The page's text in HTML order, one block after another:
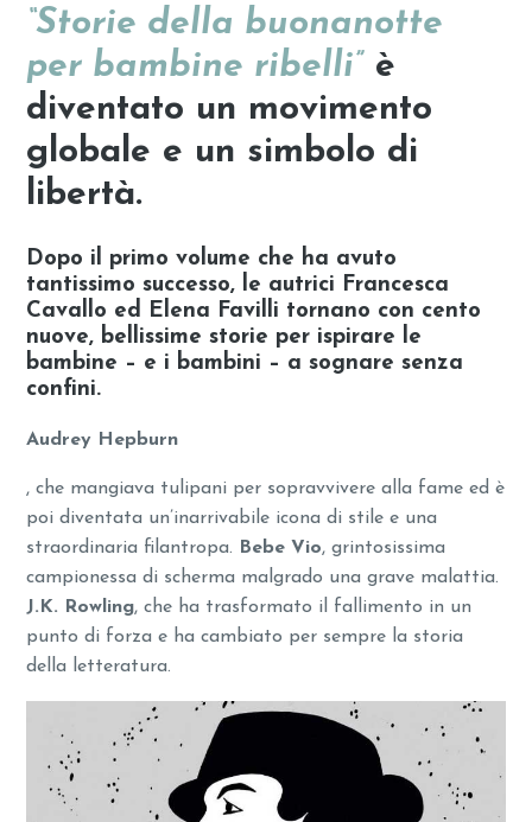
“Storie della buonanotte
per bambine ribelli” è
diventato un movimento
globale e un simbolo di
libertà.
Dopo il primo volume che ha avuto
tantissimo successo, le autrici Francesca
Cavallo ed Elena Favilli tornano con cento
nuove, bellissime storie per ispirare le
bambine – e i bambini – a sognare senza
confini.
Audrey Hepburn
, che mangiava tulipani per sopravvivere alla fame ed è
poi diventata un’inarrivabile icona di stile e una
straordinaria filantropa.
Bebe Vio, grintosissima
campionessa di scherma malgrado una grave malattia.
J.K. Rowling, che ha trasformato il fallimento in un
punto di forza e ha cambiato per sempre la storia
della letteratura.